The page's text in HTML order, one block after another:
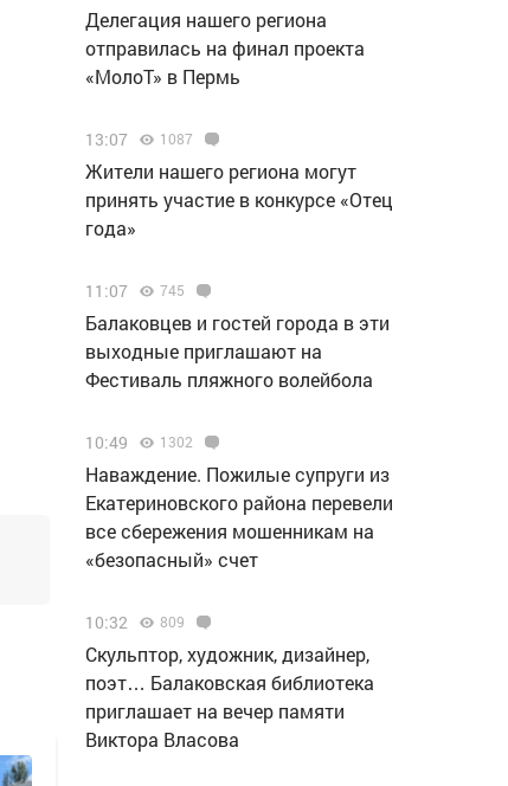
Делегация нашего региона
отправилась на финал проекта
«МолоТ» в Пермь
13:07 1087
Жители нашего региона могут
принять участие в конкурсе «Отец
года»
11:07 745
Балаковцев и гостей города в эти
выходные приглашают на
Фестиваль пляжного волейбола
10:49 1302
Наваждение. Пожилые супруги из
Екатериновского района перевели
все сбережения мошенникам на
«безопасный» счет
10:32 809
Скульптор, художник, дизайнер,
поэт… Балаковская библиотека
приглашает на вечер памяти
Виктора Власова